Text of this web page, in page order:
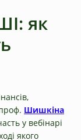
як
Шишкіна
у вебінарі
якого